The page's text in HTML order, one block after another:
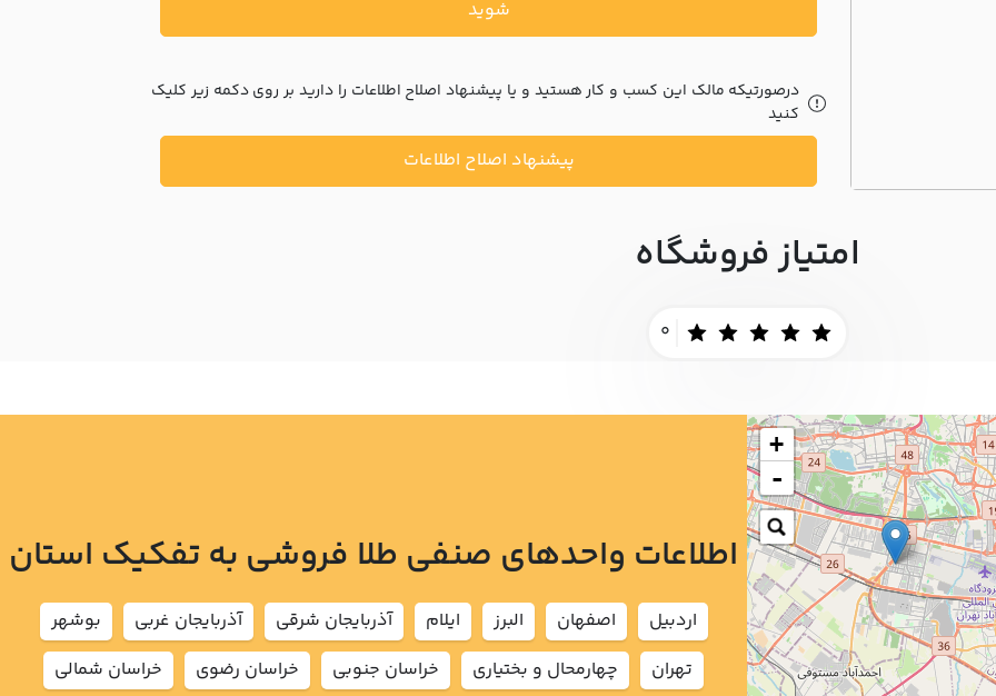
شوید
درصورتیکه مالک این کسب و کار هستید و یا پیشنهاد اصلاح اطلاعات را دارید بر روی دکمه زیر کلیک
کنید
پیشنهاد اصلاح اطلاعات
امتیاز فروشگاه
0
+
-
اطلاعات واحدهای صنفی طلا فروشی به تفکیک استان
اردبيل اصفهان البرز ايلام آذربايجان شرقي آذربايجان غربي
بوشهر
تهران
چهارمحال و بختياري خراسان جنوبي خراسان رضوي
خراسان شمالي